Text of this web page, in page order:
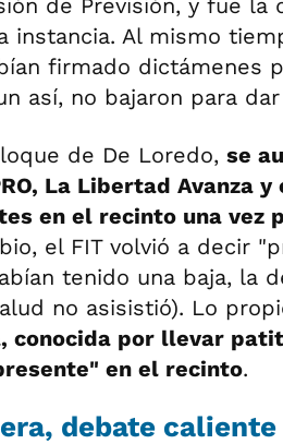
de Previsión, y fue la
instancia. Al mismo
firmado dictámenes
así, no bajaron para
de De Loredo, se
La Libertad Avanza y
en el recinto una vez
el FIT volvió a decir
tenido una baja, la
no asisistió). Lo
conocida por llevar
en el recinto.
debate